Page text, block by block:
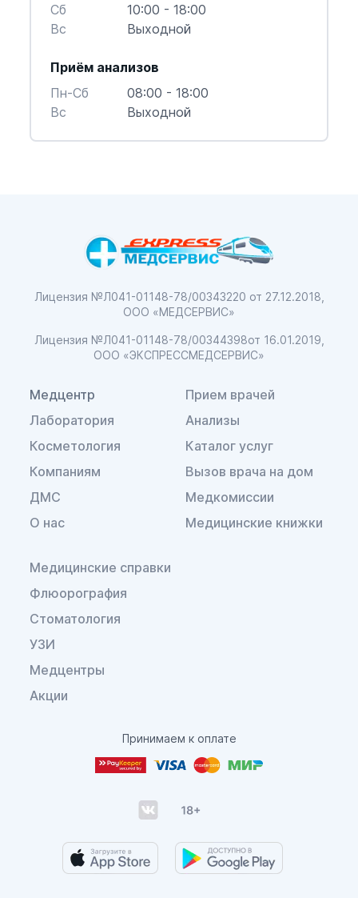
Cб
10:00 - 18:00
Вс
Выходной
Приём анализов
Пн-Cб
08:00 - 18:00
Вс
Выходной
Лицензия №Л041-01148-78/00343220 от 27.12.2018,
ООО «МЕДСЕРВИС»
Лицензия №Л041-01148-78/00344398от 16.01.2019,
ООО «ЭКСПРЕССМЕДСЕРВИС»
Медцентр
Лаборатория
Косметология
Компаниям
ДМС
О нас
Прием врачей
Анализы
Каталог услуг
Вызов врача на дом
Медкомиссии
Медицинские книжки
Медицинские справки
Флюорография
Стоматология
УЗИ
Медцентры
Акции
Принимаем к оплате